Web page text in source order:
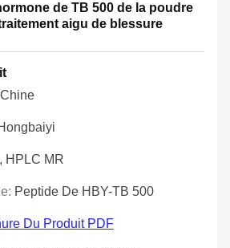
de TB 500 de la poudre
aigu de blessure
HPLC MR
Peptide De HBY-TB 500
Du Produit PDF